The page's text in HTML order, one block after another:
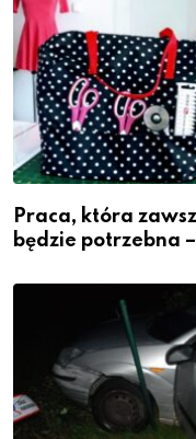
Praca, która
będzie potrzebna –
zawodem
gdzie się go